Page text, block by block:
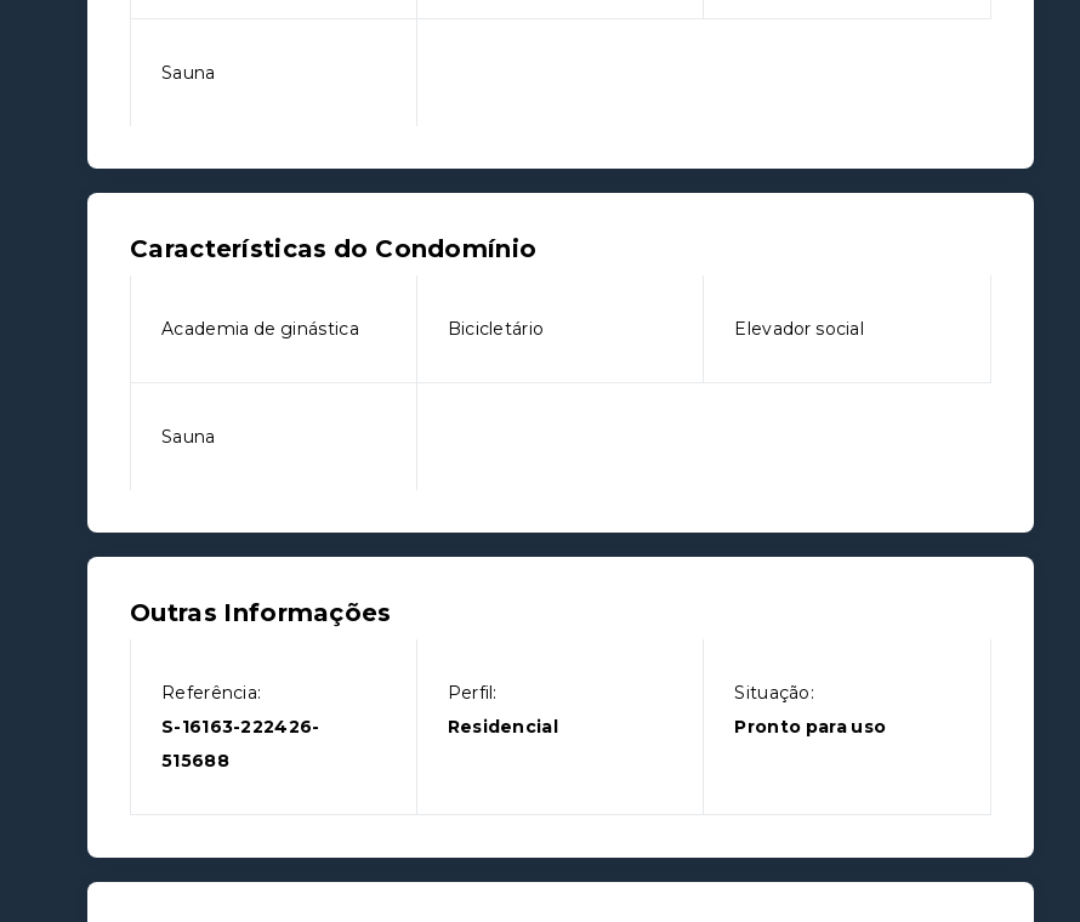
Sauna
Características do Condomínio
Academia de ginástica Bicicletário Elevador social
Sauna
Outras Informações
Referência:
S-16163-222426-
515688
Perfil:
Residencial
Situação:
Pronto para uso